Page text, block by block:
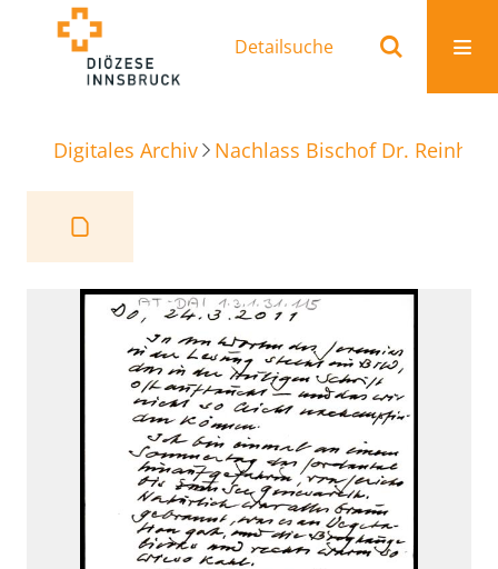
Detailsuche
Digitales Archiv Nachlass Bischof Dr.